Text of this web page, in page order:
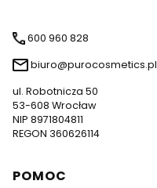
600 960 828
biuro@purocosmetics.pl
ul. Robotnicza 50
53-608 Wrocław
NIP 8971804811
REGON 360626114
Linki w stopce
POMOC